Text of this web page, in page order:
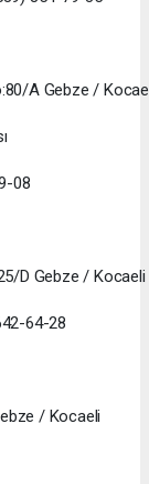
A Gebze /
08
D Gebze / Kocaeli
64-28
/ Kocaeli